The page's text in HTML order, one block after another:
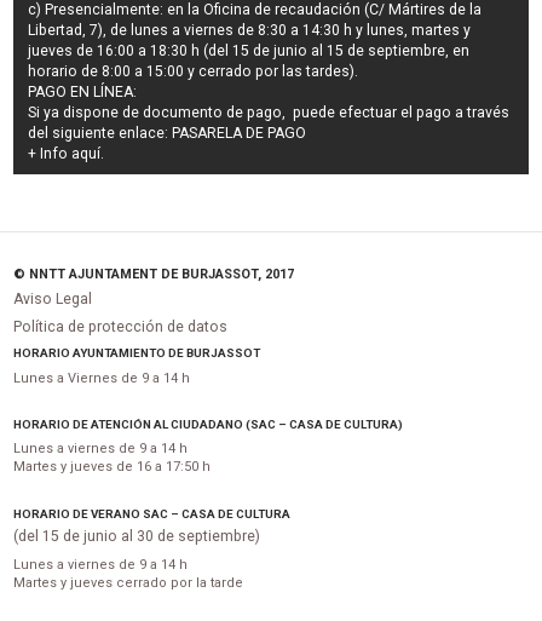
c) Presencialmente: en la Oficina de recaudación (C/ Mártires de la
Libertad, 7), de lunes a viernes de 8:30 a 14:30 h y lunes, martes y
jueves de 16:00 a 18:30 h (del 15 de junio al 15 de septiembre, en
horario de 8:00 a 15:00 y cerrado por las tardes).
PAGO EN LÍNEA:
Si ya dispone de documento de pago, puede efectuar el pago a través
del siguiente enlace: PASARELA DE PAGO
+ Info aquí.
© NNTT AJUNTAMENT DE BURJASSOT, 2017
Aviso Legal
Política de protección de datos
HORARIO AYUNTAMIENTO DE BURJASSOT
Lunes a Viernes de 9 a 14 h
HORARIO DE ATENCIÓN AL CIUDADANO (SAC – CASA DE CULTURA)
Lunes a viernes de 9 a 14 h
Martes y jueves de 16 a 17:50 h
HORARIO DE VERANO SAC – CASA DE CULTURA
(del 15 de junio al 30 de septiembre)
Lunes a viernes de 9 a 14 h
Martes y jueves cerrado por la tarde